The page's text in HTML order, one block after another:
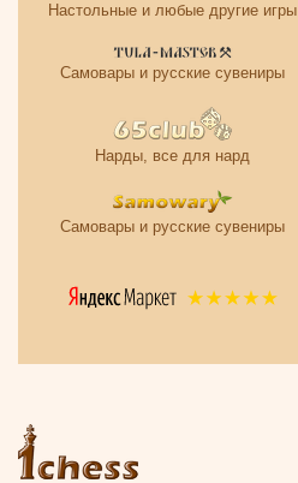
Настольные и любые другие игры
Самовары и русские сувениры
Нарды, все для нард
Самовары и русские сувениры